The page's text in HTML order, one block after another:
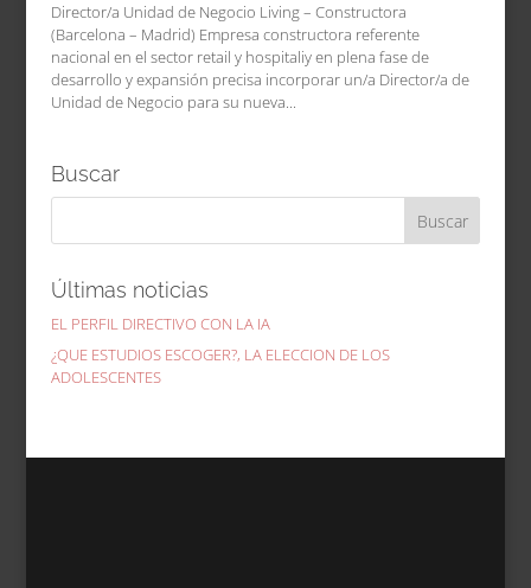
Director/a Unidad de Negocio Living – Constructora
(Barcelona – Madrid) Empresa constructora referente
nacional en el sector retail y hospitaliy en plena fase de
desarrollo y expansión precisa incorporar un/a Director/a de
Unidad de Negocio para su nueva...
Buscar
Últimas noticias
EL PERFIL DIRECTIVO CON LA IA
¿QUE ESTUDIOS ESCOGER?, LA ELECCION DE LOS
ADOLESCENTES